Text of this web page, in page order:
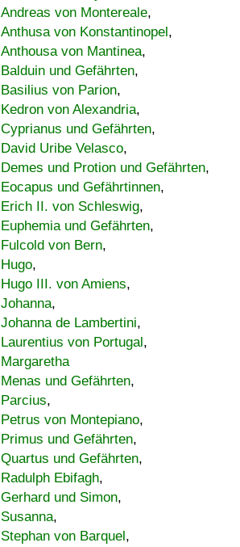
Andreas von Montereale,
Anthusa von Konstantinopel,
Anthousa von Mantinea,
Balduin und Gefährten,
Basilius von Parion,
Kedron von Alexandria,
Cyprianus und Gefährten,
David Uribe Velasco,
Demes und Protion und Gefährten,
Eocapus und Gefährtinnen,
Erich II. von Schleswig,
Euphemia und Gefährten,
Fulcold von Bern,
Hugo,
Hugo III. von Amiens,
Johanna,
Johanna de Lambertini,
Laurentius von Portugal,
Margaretha
Menas und Gefährten,
Parcius,
Petrus von Montepiano,
Primus und Gefährten,
Quartus und Gefährten,
Radulph Ebifagh,
Gerhard und Simon,
Susanna,
Stephan von Barquel,